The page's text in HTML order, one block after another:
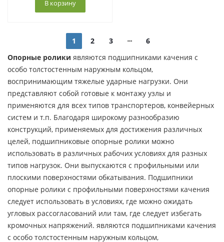
В корзину
1 2 3
6
Опорные ролики являются подшипниками качения с
особо толстостенным наружным кольцом,
воспринимающим тяжелые ударные нагрузки. Они
представляют собой готовые к монтажу узлы и
применяются для всех типов транспортеров, конвейерных
систем и т.п. Благодаря широкому разнообразию
конструкций, применяемых для достижения различных
целей, подшипниковые опорные ролики можно
использовать в различных рабочих условиях для разных
типов нагрузок. Они выпускаются с профильными или
плоскими поверхностями обкатывания. Подшипники
опорные ролики с профильными поверхностями качения
следует использовать в условиях, где можно ожидать
угловых рассогласований или там, где следует избегать
кромочных напряжений. являются подшипниками качения
с особо толстостенным наружным кольцом,